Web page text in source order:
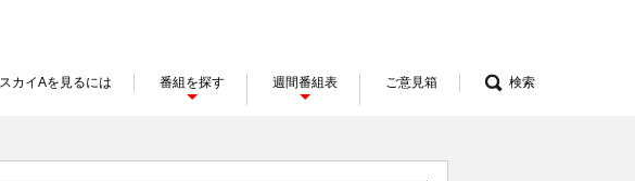
スカイAを見るには 番組を探す 週間番組表 ご意見箱 検索